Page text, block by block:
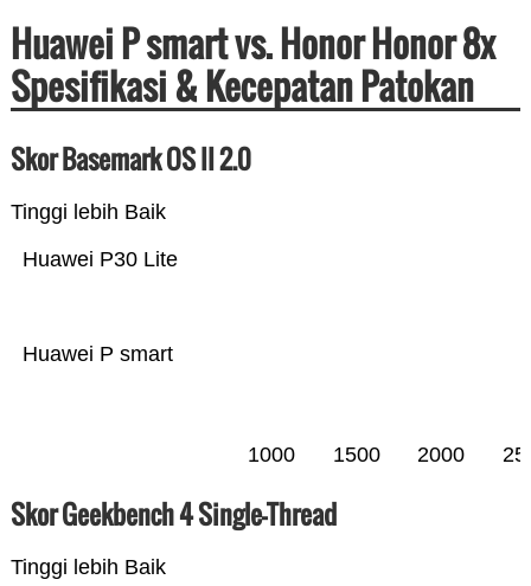
Huawei P smart vs. Honor Honor 8x
Spesifikasi & Kecepatan Patokan
Skor Basemark OS II 2.0
Tinggi lebih Baik
Huawei P smart
Huawei P30 Lite
1000 1500 2000
Skor Geekbench 4 Single-Thread
Tinggi lebih Baik